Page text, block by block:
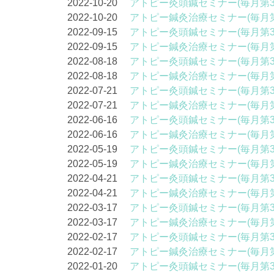
2022-10-20
アトピー灸頭鍼セミナー(毎月第
2022-10-20 アトピー鍼灸治療セミナー(毎月
2022-09-15 アトピー灸頭鍼セミナー(毎月第
2022-09-15 アトピー鍼灸治療セミナー(毎月
2022-08-18 アトピー灸頭鍼セミナー(毎月第
2022-08-18 アトピー鍼灸治療セミナー(毎月
2022-07-21 アトピー灸頭鍼セミナー(毎月第
2022-07-21 アトピー鍼灸治療セミナー(毎月
2022-06-16 アトピー灸頭鍼セミナー(毎月第
2022-06-16 アトピー鍼灸治療セミナー(毎月
2022-05-19 アトピー灸頭鍼セミナー(毎月第
2022-05-19 アトピー鍼灸治療セミナー(毎月
2022-04-21 アトピー灸頭鍼セミナー(毎月第
2022-04-21 アトピー鍼灸治療セミナー(毎月
2022-03-17 アトピー灸頭鍼セミナー(毎月第
2022-03-17 アトピー鍼灸治療セミナー(毎月
2022-02-17 アトピー灸頭鍼セミナー(毎月第
2022-02-17 アトピー鍼灸治療セミナー(毎月
2022-01-20 アトピー灸頭鍼セミナー(毎月第